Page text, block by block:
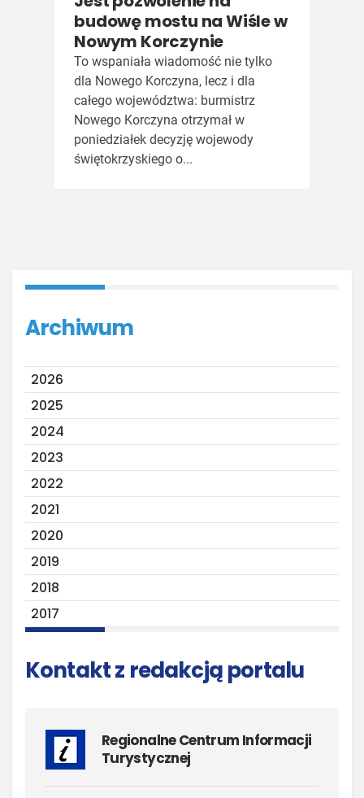
Archiwum
2026
2025
2024
2023
2022
2021
2020
2019
2018
2017
Kontakt z redakcją portalu
Regionalne Centrum Informacji
Turystycznej
budowę mostu na Wiśle w
Nowym Korczynie
To wspaniała wiadomość nie tylko
dla Nowego Korczyna, lecz i dla
całego województwa: burmistrz
Nowego Korczyna otrzymał w
poniedziałek decyzję wojewody
świętokrzyskiego o...